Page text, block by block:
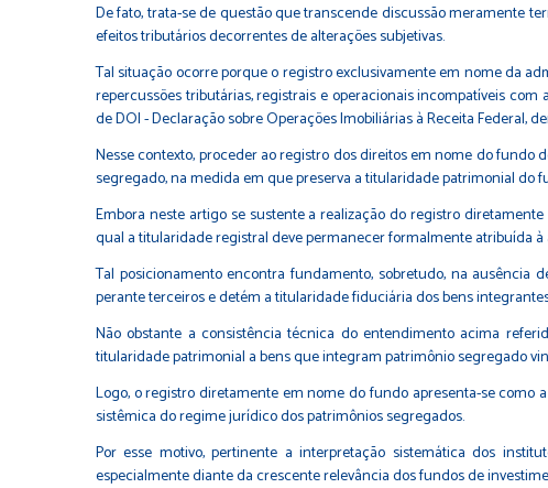
De fato, trata-se de questão que transcende discussão meramente
efeitos tributários decorrentes de alterações subjetivas.
Tal situação ocorre porque o registro exclusivamente em nome da
repercussões tributárias, registrais e operacionais incompatíveis
de DOI - Declaração sobre Operações Imobiliárias à Receita Federal,
Nesse contexto, proceder ao registro dos direitos em nome do
segregado, na medida em que preserva a titularidade patrimonial do
Embora neste artigo se sustente a realização do registro
qual a titularidade registral deve permanecer formalmente atribuída
Tal posicionamento encontra fundamento, sobretudo, na
perante terceiros e detém a titularidade fiduciária dos bens
Não obstante a consistência técnica do entendimento acima
titularidade patrimonial a bens que integram patrimônio segregado
Logo, o registro diretamente em nome do fundo apresenta-se
sistêmica do regime jurídico dos patrimônios segregados.
Por esse motivo, pertinente a interpretação sistemática dos
especialmente diante da crescente relevância dos fundos de